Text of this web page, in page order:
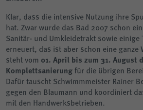
Klar, dass die intensive Nutzung ihre
hat. Zwar wurde das Bad 2007 schon
Sanitär- und Umkleidetrakt sowie einige
erneuert, das ist aber schon eine ganze
steht vom 01. April bis zum 31. August
Komplettsanierung für die übrigen
Dafür tauscht Schwimmmeister Rainer
gegen den Blaumann und koordiniert
mit den Handwerksbetrieben.